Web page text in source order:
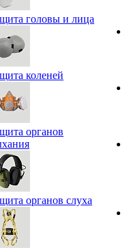
головы и лица
коленей
органов
органов слуха